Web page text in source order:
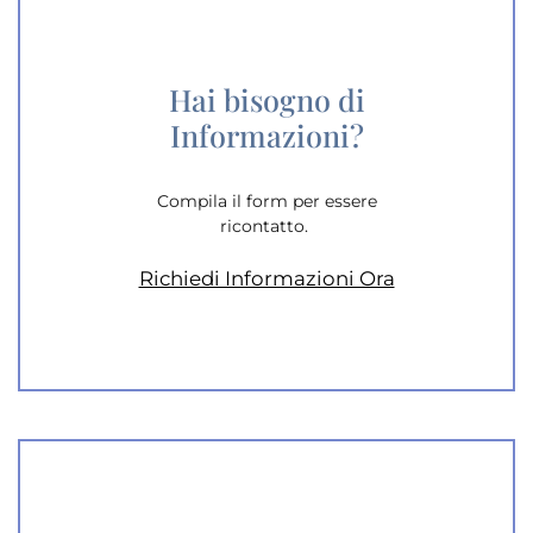
Hai bisogno di
Informazioni?
Compila il form per essere
ricontatto.
Richiedi Informazioni Ora